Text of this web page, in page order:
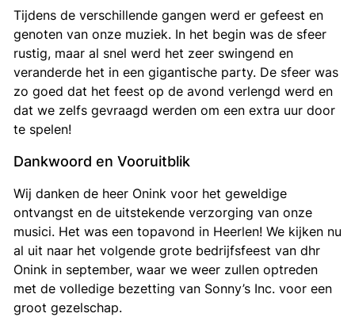
Tijdens de verschillende gangen werd er gefeest en
genoten van onze muziek. In het begin was de sfeer
rustig, maar al snel werd het zeer swingend en
veranderde het in een gigantische party. De sfeer was
zo goed dat het feest op de avond verlengd werd en
dat we zelfs gevraagd werden om een extra uur door
te spelen!
Dankwoord en Vooruitblik
Wij danken de heer Onink voor het geweldige
ontvangst en de uitstekende verzorging van onze
musici. Het was een topavond in Heerlen! We kijken nu
al uit naar het volgende grote bedrijfsfeest van dhr
Onink in september, waar we weer zullen optreden
met de volledige bezetting van Sonny’s Inc. voor een
groot gezelschap.